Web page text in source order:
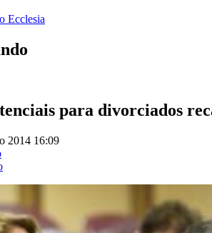
Ecclesia
para divorciados
2014 16:09